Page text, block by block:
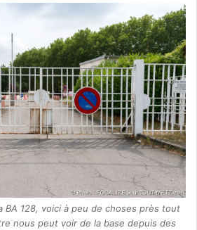
BA 128, voici à peu de choses près tout
nous peut voir de la base depuis des